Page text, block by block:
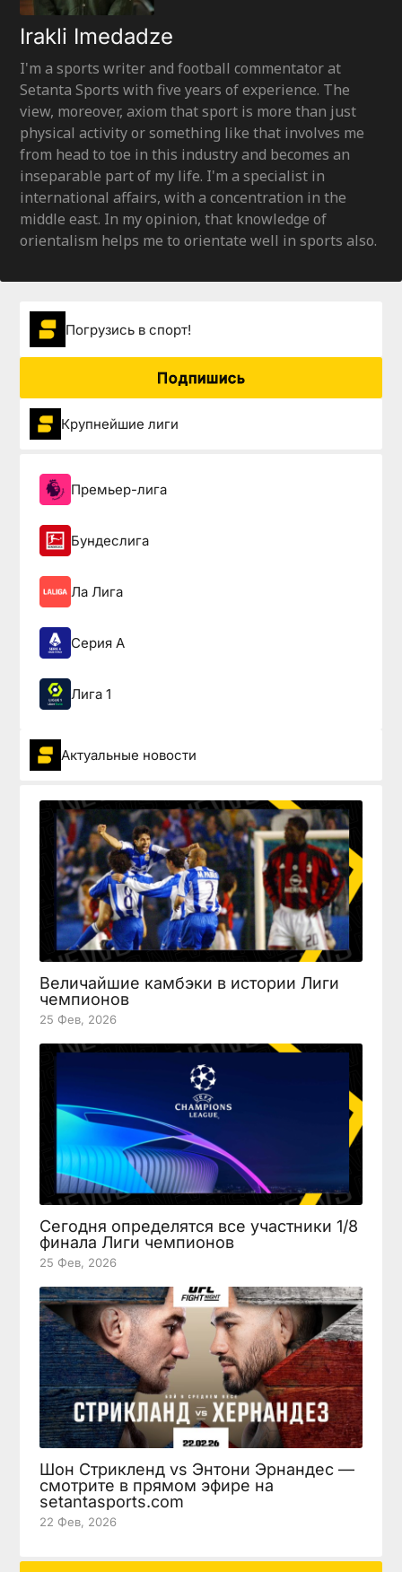
Irakli Imedadze
I'm a sports writer and football commentator at
Setanta Sports with five years of experience. The
view, moreover, axiom that sport is more than just
physical activity or something like that involves me
from head to toe in this industry and becomes an
inseparable part of my life. I'm a specialist in
international affairs, with a concentration in the
middle east. In my opinion, that knowledge of
orientalism helps me to orientate well in sports also.
Погрузиcь в спорт!
Подпишись
Крупнейшие лиги
Премьер-лига
Бундеслига
Ла Лига
Серия А
Лига 1
Актуальные новости
Величайшие камбэки в истории Лиги
чемпионов
25 Фев, 2026
Сегодня определятся все участники 1/8
финала Лиги чемпионов
25 Фев, 2026
Шон Стрикленд vs Энтони Эрнандес —
смотрите в прямом эфире на
setantasports.com
22 Фев, 2026